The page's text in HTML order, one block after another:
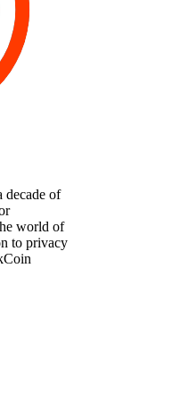
decade of
world of
to privacy